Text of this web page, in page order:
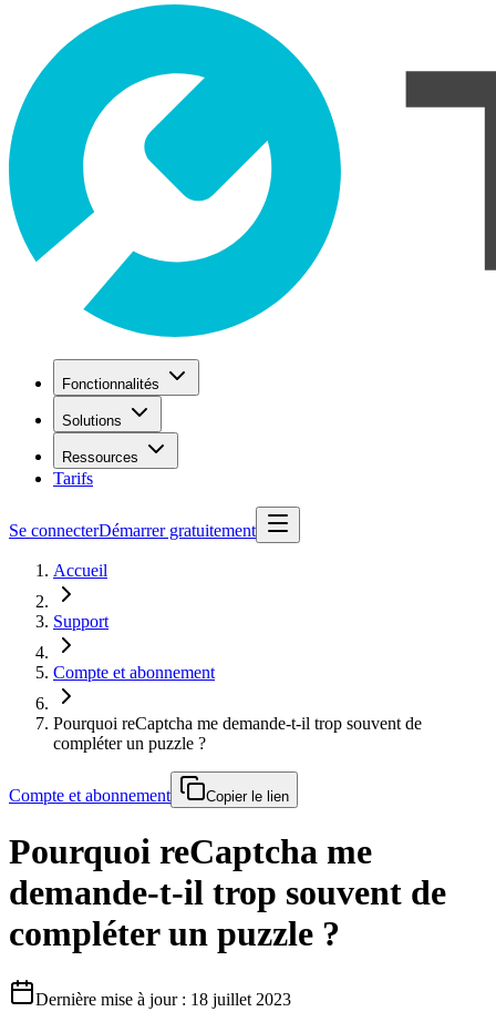
Fonctionnalités
Solutions
Ressources
Tarifs
Se connecterDémarrer gratuitement
Accueil
Support
Compte et abonnement
Pourquoi reCaptcha me demande-t-il trop souvent de
compléter un puzzle ?
Compte et abonnement Copier le lien
Pourquoi reCaptcha me
demande-t-il trop souvent de
compléter un puzzle ?
Dernière mise à jour : 18 juillet 2023